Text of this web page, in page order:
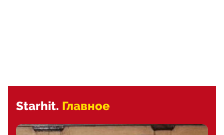
Starhit. Главное